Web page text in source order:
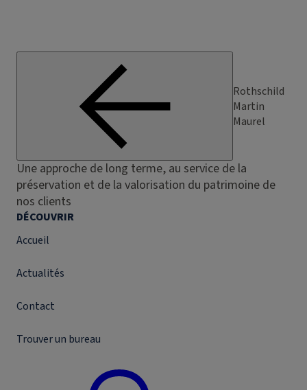
Rothschild
Martin
Maurel
Une approche de long terme, au service de la
préservation et de la valorisation du patrimoine de
nos clients
DÉCOUVRIR
Accueil
Actualités
Contact
Trouver un bureau